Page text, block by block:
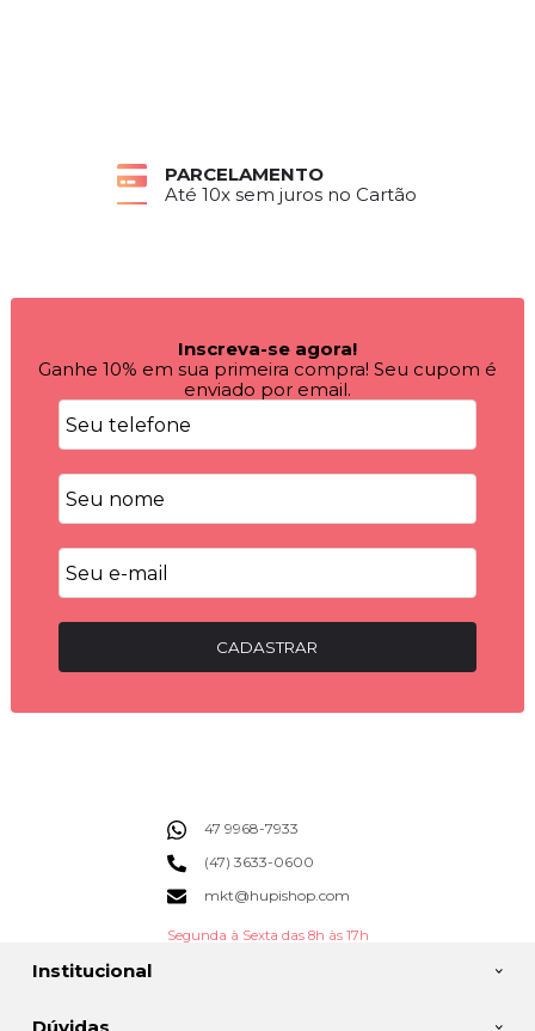
PARCELAMENTO
Até 10x sem juros no Cartão
Inscreva-se agora!
Ganhe 10% em sua primeira compra! Seu cupom é
enviado por email.
CADASTRAR
Institucional
47 9968-7933
(47) 3633-0600
mkt@hupishop.com
Segunda à Sexta das 8h às 17h